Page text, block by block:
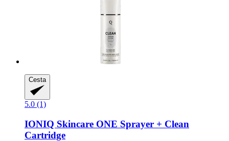
Cesta
5.0 (1)
IONIQ Skincare ONE Sprayer + Clean
Cartridge